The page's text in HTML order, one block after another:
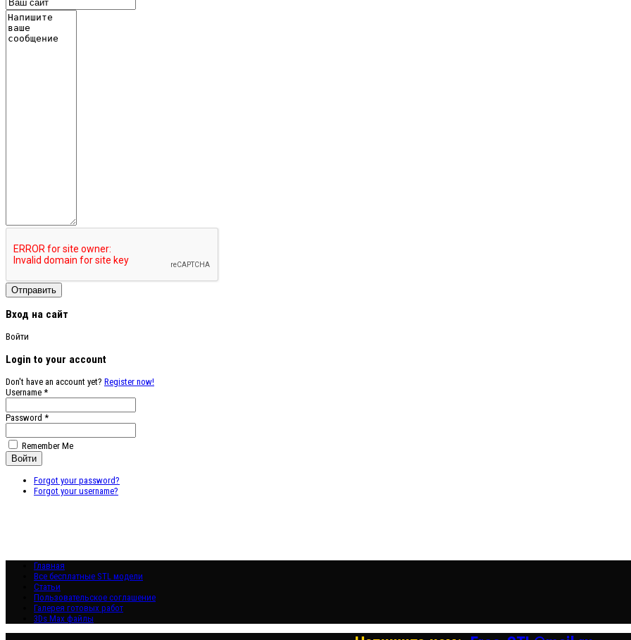
Вход на сайт
Войти
Login to your account
Don't have an account yet? Register now!
Username *
Password *
Remember Me
Forgot your password?
Forgot your username?
Главная
Все бесплатные STL модели
Статьи
Пользовательское соглашение
Галерея готовых работ
3Ds Max файлы